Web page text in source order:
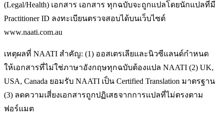
(Legal/Health) เอกสาร เอกสาร ทุกฉบับจะถูกแปลโดยนักแปลที่มี
Practitioner ID ลงทะเบียนตรวจสอบได้บนเว็บไซต์
www.naati.com.au
เหตุผลที่ NAATI สำคัญ: (1) ออสเตรเลียและนิวซีแลนด์กำหนด
ให้เอกสารที่ไม่ใช่ภาษาอังกฤษทุกฉบับต้องแปล NAATI (2) UK,
USA, Canada ยอมรับ NAATI เป็น Certified Translation มาตรฐาน
(3) ลดความเสี่ยงเอกสารถูกปฏิเสธจากการแปลที่ไม่ตรงตาม
ฟอร์แมต